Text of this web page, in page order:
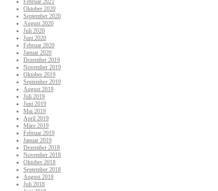
Februar 2021
Oktober 2020
September 2020
August 2020
Juli 2020
Juni 2020
Februar 2020
Januar 2020
Dezember 2019
November 2019
Oktober 2019
September 2019
August 2019
Juli 2019
Juni 2019
Mai 2019
April 2019
März 2019
Februar 2019
Januar 2019
Dezember 2018
November 2018
Oktober 2018
September 2018
August 2018
Juli 2018